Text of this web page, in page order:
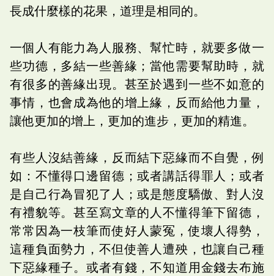
長成什麼樣的花果，道理是相同的。
一個人有能力為人服務、幫忙時，就要多做一
些功德，多結一些善緣；當他需要幫助時，就
有很多的善緣出現。甚至於遇到一些不如意的
事情，也會成為他的增上緣，反而給他力量，
讓他更加的增上，更加的進步，更加的精進。
有些人沒結善緣，反而結下惡緣而不自覺，例
如：不懂得口邊留德；或者講話得罪人；或者
是自己行為冒犯了人；或是態度驕傲、對人沒
有禮貌等。甚至寫文章的人不懂得筆下留德，
常常因為一枝筆而使好人蒙冤，使壞人得勢，
這種負面勢力，不但使善人遭殃，也讓自己種
下惡緣種子。或者有錢，不知道用金錢去布施